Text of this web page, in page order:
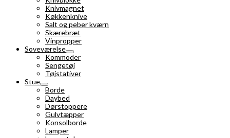
Knivmagnet
Køkkenknive
Salt og peber kværn
Skærebræt
Vinpropper
Soveværelse
Kommoder
Sengetøj
Tøjstativer
Stue
Borde
Daybed
Dørstoppere
Gulvtæpper
Konsolborde
Lamper